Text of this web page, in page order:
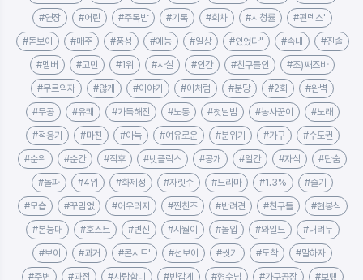
#연장 #어린 #주목받 #기록 #회차 #시청률 #펀덱스'
#돋보이 #매주 #풍성 #예능 #일상 #있었다" #속내 #진솔
#멤버 #고민 #1위 #사실 #인간 #친구들인 #조)째즈바
#무르익자 #않게 #이야기 #이처럼 #분당 #2회 #완벽
#무공 #유쾌 #가득해진 #노동 #첫날밤 #농사꾼이 #노래
#적응기 #마친 #아늑 #여유로운 #분위기 #가구 #수도권
#순위 #순간 #직후 #넷플릭스 #공개 #일간 #자식 #단숨
#돌파 #4위 #화제성 #자릿수 #드라마 #1.3% #즐기
#모습 #꾸밈없 #어우러지 #찐친즈 #반려견 #친구들 #현봉식
#본능대 #호스트 #변신 #시월이 #돌입 #와일드 #내려두
#보이 #과거 #콘서트' #선보이 #씻기 #도착 #말하자
#주변 #과정 #사랑합니 #반갑게 #형수님 #가구공장 #보탰